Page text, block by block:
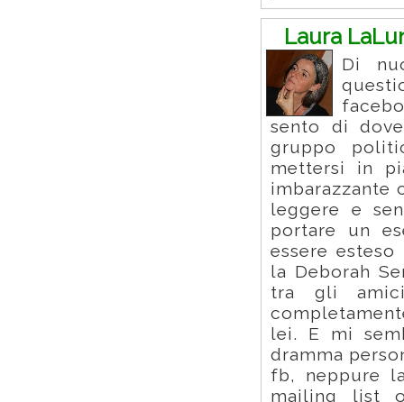
Laura
Di
sento di
gruppo
mettersi in
imbarazzante
leggere e
portare un
essere
la Deborah
tra gli
lei. E mi
dramma
fb, neppure
mailing list